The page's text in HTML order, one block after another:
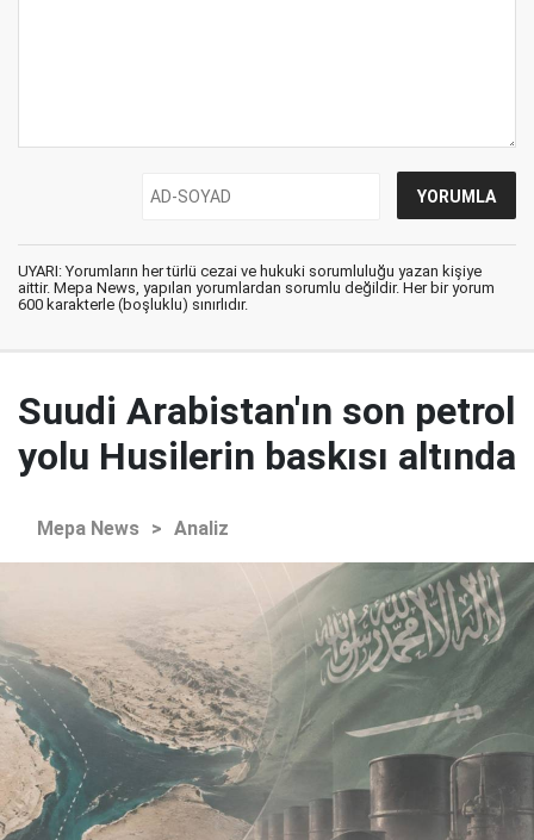
UYARI: Yorumların her türlü cezai ve hukuki sorumluluğu yazan kişiye
aittir. Mepa News, yapılan yorumlardan sorumlu değildir. Her bir yorum
600 karakterle (boşluklu) sınırlıdır.
Suudi Arabistan'ın son petrol
yolu Husilerin baskısı altında
Mepa News > Analiz